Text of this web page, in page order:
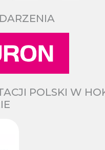
POLSKI W